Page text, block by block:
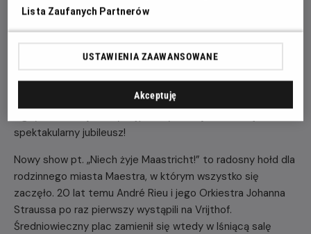
Czeka Was więc seans pełen uroczych walców i marszy
Johannów Straussów ojca i syna, ale też songi ze słynnych
Oprócz Platynowych Tenorów i sopranistek o
międzynarodowej renomie pojawią się też gwiazdy, które
spektakularny jubileusz!
Nowy show pt. „Niech żyje Maastricht!” to radosny hołd dla
rodzinnego miasta Maestra, w którym wszystko się
zaczęło. 20 lat temu André Rieu i jego Orkiestra Johanna
Straussa po raz pierwszy wystąpili na Vrijthof.
Średniowieczny plac zamienił się wtedy w lśniącą salę
Lista Zaufanych Partnerów
USTAWIENIA ZAAWANSOWANE
Akceptuję